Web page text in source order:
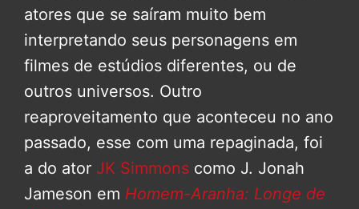
atores que se saíram muito bem
interpretando seus personagens em
filmes de estúdios diferentes, ou de
outros universos. Outro
reaproveitamento que aconteceu no ano
passado, esse com uma repaginada, foi
a do ator JK Simmons como J. Jonah
Jameson em Homem-Aranha: Longe de